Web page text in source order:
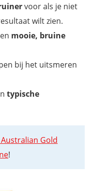
voor als je niet
wilt zien.
mooie, bruine
bij het uitsmeren
typische
Gold
!